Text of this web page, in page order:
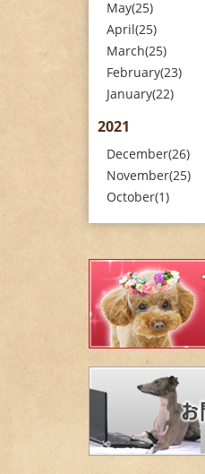
May(25)
April(25)
March(25)
February(23)
January(22)
2021
December(26)
November(25)
October(1)